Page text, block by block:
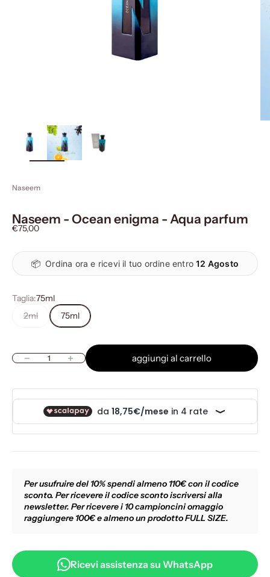
ingrandisci
immagine
Naseem
Naseem - Ocean enigma - Aqua parfum
Prezzo scontato
€75,00
📦 Ordina ora e ricevi il tuo ordine entro12 Agosto
Taglia:75ml
2ml
75ml
Diminuisci quantitàAumenta quantità aggiungi al carrello
Per usufruire del 10% spendi almeno 110€ con il codice
sconto. Per ricevere il codice sconto iscriversi alla
newsletter. Per ricevere i 10 campioncini omaggio
raggiungere 100€ e almeno un prodotto FULL SIZE.
Ricevi assistenza su WhatsApp